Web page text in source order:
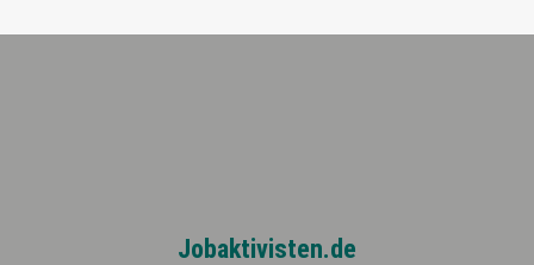
Jobaktivisten.de